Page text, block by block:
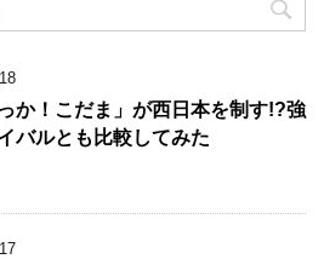
っか！こだま」が西日本を制す!?強
バルとも比較してみた